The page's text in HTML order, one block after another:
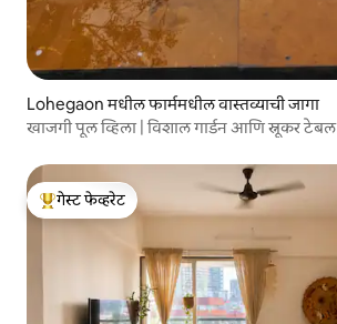
Lohegaon मधील फार्ममधील वास्तव्याची जागा
खाजगी पूल व्हिला | विशाल गार्डन आणि स्नूकर टेबल
टॉप गेस्ट फेव्हरेट
गेस्ट फेव्हरेट